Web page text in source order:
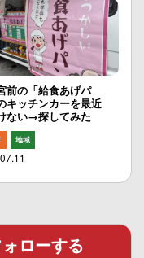
前の「給食あげパ
キッチンカーを最近
ない→探してみた
地域
ローする